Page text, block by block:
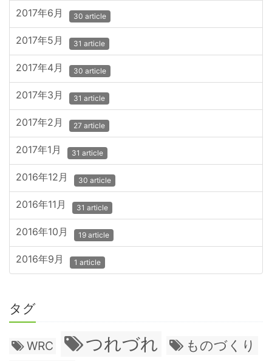
2017年6月 30 article
2017年5月 31 article
2017年4月 30 article
2017年3月 31 article
2017年2月 27 article
2017年1月 31 article
2016年12月 30 article
2016年11月 31 article
2016年10月 19 article
2016年9月 1 article
タグ
WRC つれづれ ものづくり